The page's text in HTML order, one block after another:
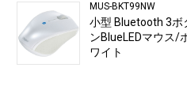
MUS-BKT99NW
小型 Bluetooth 3ボ
ンBlueLEDマウス/
ワイト